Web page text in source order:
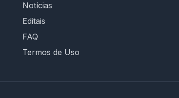
Notícias
Editais
FAQ
Termos de Uso